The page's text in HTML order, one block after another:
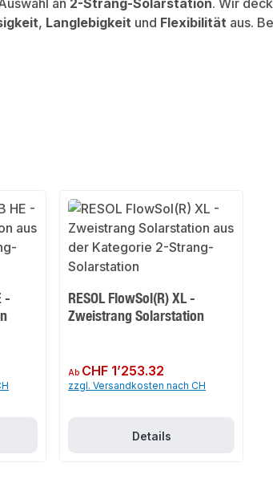
an 2-Strang-Solarstation. Wir
, Langlebigkeit und Flexibilität aus.
-
RESOL FlowSol(R) XL -
Zweistrang Solarstation
Regulärer Preis:
Ab CHF 1’253.32
zzgl. Versandkosten nach CH
Details